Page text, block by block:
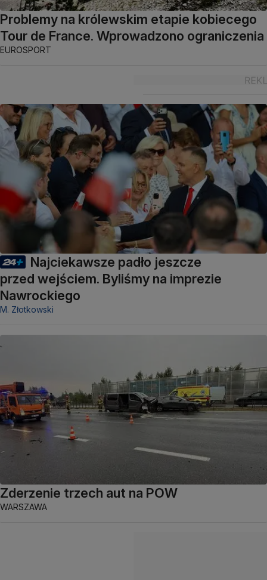
Problemy na królewskim etapie kobiecego
Tour de France. Wprowadzono ograniczenia
EUROSPORT
Najciekawsze padło jeszcze
przed wejściem. Byliśmy na imprezie
Nawrockiego
M. Złotkowski
Zderzenie trzech aut na POW
WARSZAWA